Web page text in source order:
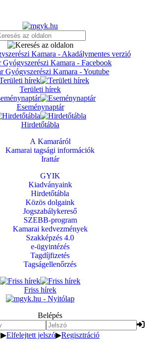
Területi hírek
Eseménynaptár
Hirdetőtábla
A Kamaráról
Kamarai tagsági információk
Irattár
GYIK
Kiadványaink
Hirdetőtábla
Közös dolgaink
Jogszabálykereső
SZEBB-program
Kamarai kedvezmények
Szakképzés 4.0
e-ügyintézés
Tagdíjfizetés
Tagságellenőrzés
Friss hírek
Belépés
▶Elfelejtett jelszó▶Regisztráció